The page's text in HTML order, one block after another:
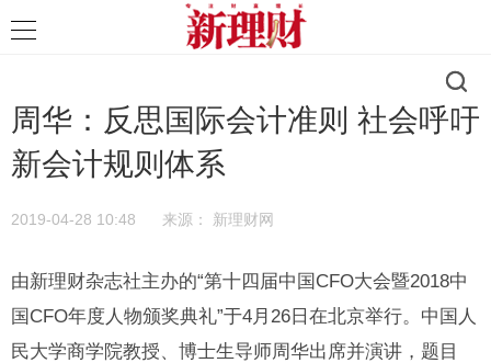
周华：反思国际会计准则 社会呼吁
新会计规则体系
2019-04-28 10:48 来源： 新理财网
由新理财杂志社主办的“第十四届中国CFO大会暨2018中
国CFO年度人物颁奖典礼”于4月26日在北京举行。中国人
民大学商学院教授、博士生导师周华出席并演讲，题目